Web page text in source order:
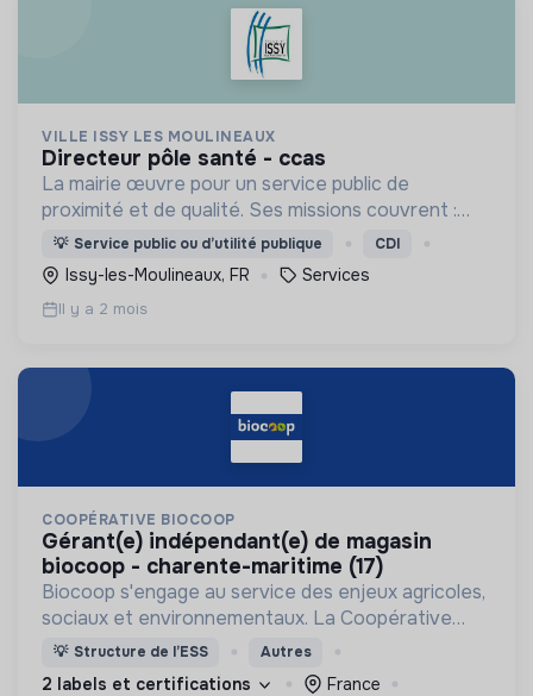
VILLE ISSY LES MOULINEAUX
directeur pôle santé - ccas
La mairie œuvre pour un service public de
proximité et de qualité. Ses missions couvrent :
l'enfance, l’action sociale, la culture, la sécurité,
l’aménagement urbain, la transition numérique etc.
💡 Service public ou d’utilité publique CDI
Issy-les-Moulineaux, FR Services
Il y a 2 mois
COOPÉRATIVE BIOCOOP
gérant(e) indépendant(e) de magasin
biocoop - charente-maritime (17)
Biocoop s'engage au service des enjeux agricoles,
sociaux et environnementaux. La Coopérative
défend LA bio : une agriculture biologique,
paysanne et de proximité, sans concession!
💡 Structure de l’ESS Autres
2 labels et certifications
France